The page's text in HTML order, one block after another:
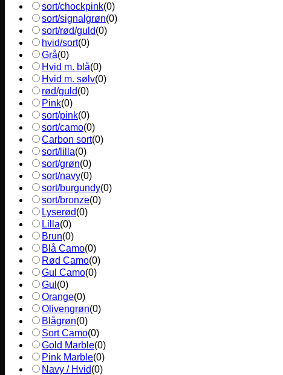
sort/chockpink(0)
sort/signalgrøn(0)
sort/rød/guld(0)
hvid/sort(0)
Grå(0)
Hvid m. blå(0)
Hvid m. sølv(0)
rød/guld(0)
Pink(0)
sort/pink(0)
sort/camo(0)
Carbon sort(0)
sort/lilla(0)
sort/grøn(0)
sort/navy(0)
sort/burgundy(0)
sort/bronze(0)
Lyserød(0)
Lilla(0)
Brun(0)
Blå Camo(0)
Rød Camo(0)
Gul Camo(0)
Gul (0)
Orange(0)
Olivengrøn(0)
Blågrøn(0)
Sort Camo(0)
Gold Marble(0)
Pink Marble(0)
Navy / Hvid(0)